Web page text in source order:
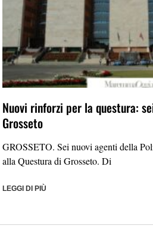
Nuovi rinforzi per la questura:
Grosseto
GROSSETO. Sei nuovi agenti della
alla Questura di Grosseto. Di
LEGGI DI PIÙ